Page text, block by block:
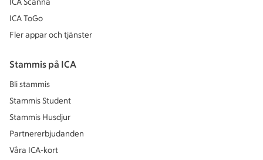
ICA Scanna
ICA ToGo
Fler appar och tjänster
Stammis på ICA
Bli stammis
Stammis Student
Stammis Husdjur
Partnererbjudanden
Våra ICA-kort